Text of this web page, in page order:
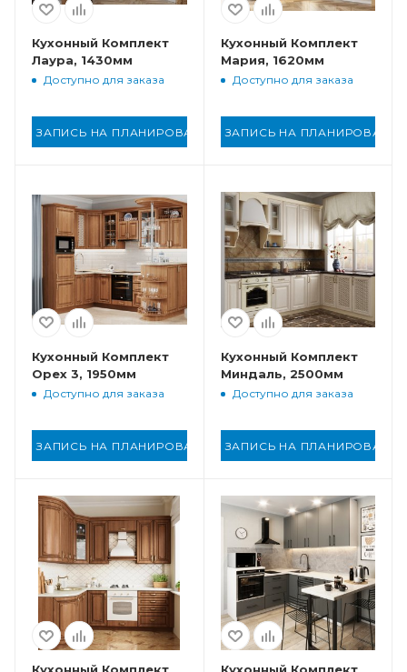
Кухонный Комплект
Лаура, 1430мм
Доступно для заказа
ЗАПИСЬ НА ПЛАНИРОВАНИЕ
Кухонный Комплект
Мария, 1620мм
Доступно для заказа
ЗАПИСЬ НА ПЛАНИРОВАНИЕ
Кухонный Комплект
Орех 3, 1950мм
Доступно для заказа
ЗАПИСЬ НА ПЛАНИРОВАНИЕ
Кухонный Комплект
Миндаль, 2500мм
Доступно для заказа
ЗАПИСЬ НА ПЛАНИРОВАНИЕ